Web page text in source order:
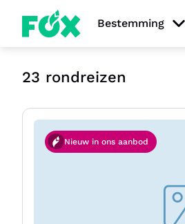
Bestemming
23 rondreizen
Nieuw in ons aanbod